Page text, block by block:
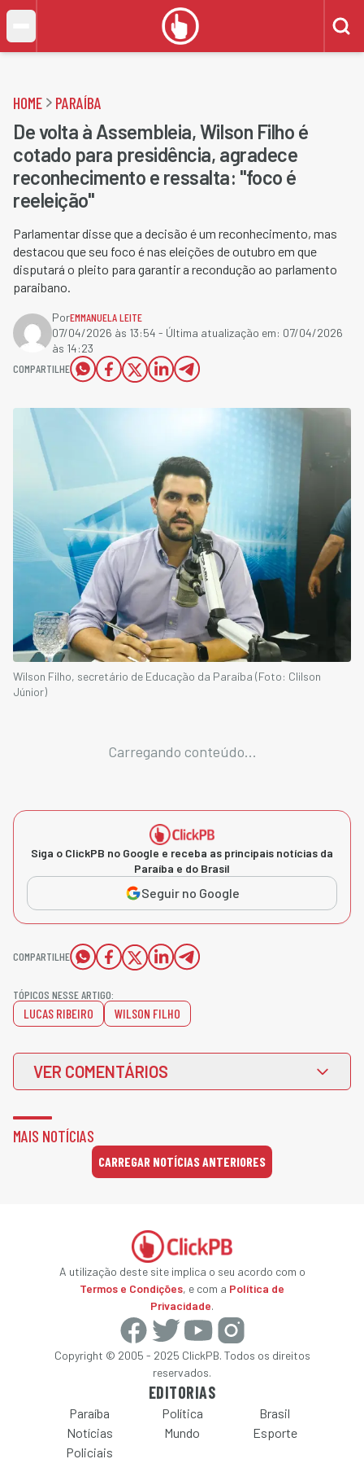
HOME PARAÍBA
De volta à Assembleia, Wilson Filho é
cotado para presidência, agradece
reconhecimento e ressalta: "foco é
reeleição"
Parlamentar disse que a decisão é um reconhecimento, mas
destacou que seu foco é nas eleições de outubro em que
disputará o pleito para garantir a recondução ao parlamento
paraibano.
PorEMMANUELA LEITE
07/04/2026 às 13:54 - Última atualização em: 07/04/2026
às 14:23
COMPARTILHE
Wilson Filho, secretário de Educação da Paraíba (Foto: Clilson
Júnior)
Carregando conteúdo...
Siga o ClickPB no Google e receba as principais notícias da
Paraíba e do Brasil
Seguir no Google
COMPARTILHE
TÓPICOS NESSE ARTIGO:
LUCAS RIBEIRO WILSON FILHO
VER COMENTÁRIOS
MAIS NOTÍCIAS
CARREGAR NOTÍCIAS ANTERIORES
A utilização deste site implica o seu acordo com o
Termos e Condições, e com a Política de
Privacidade.
Copyright © 2005 - 2025 ClickPB. Todos os direitos
reservados.
EDITORIAS
Paraíba Política
Brasil
Notícias
Policiais
Mundo Esporte